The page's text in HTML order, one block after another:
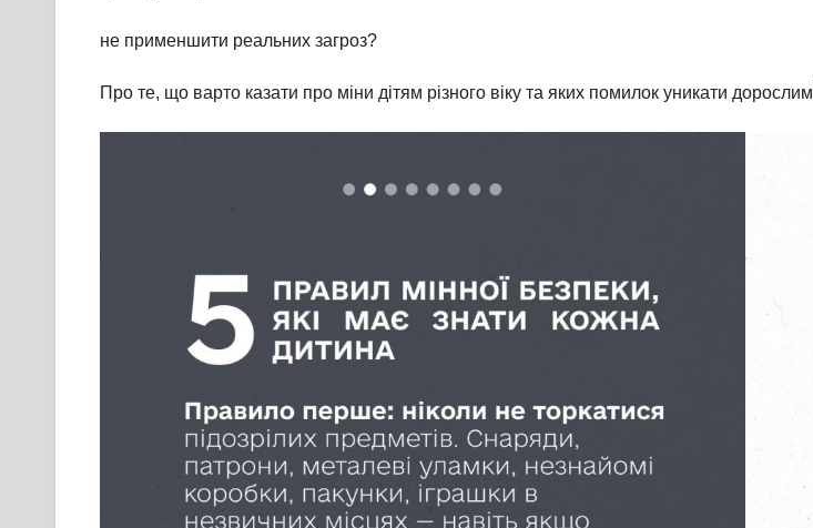
не применшити реальних загроз?
Про те, що варто казати про міни дітям різного віку та яких помилок уникати дорослим